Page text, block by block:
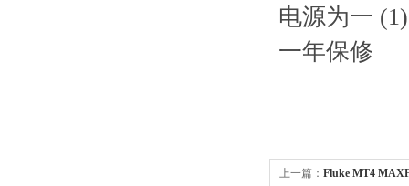
电源为一
一年保修
上一篇： Fluke MT4